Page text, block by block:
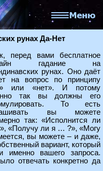
рунах Да-Нет
перед вами бесплатное
гадание на
рунах. Оно даёт
на вопрос по принципу
или «нет». И потому
так вы должны его
То есть
вы можете
так: «Исполнится ли
«Получу ли я … ?», «Могу
вы можете – и даже,
вариант, который
вашего запроса.
отвечать конкретно да